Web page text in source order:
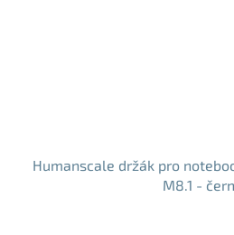
Humanscale držák pro
M8.1 -